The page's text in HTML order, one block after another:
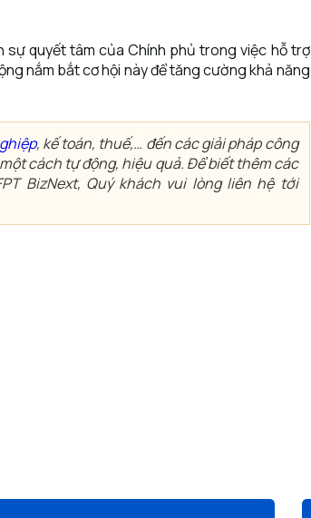
sự quyết tâm của Chính phủ trong việc hỗ trợ
nắm bắt cơ hội này để tăng cường khả năng
, kế toán, thuế,… đến các giải pháp công
cách tự động, hiệu quả. Để biết thêm các
BizNext, Quý khách vui lòng liên hệ tới